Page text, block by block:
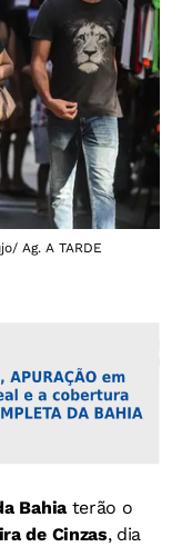
Ag. A TARDE
Bahiaterão o
de Cinzas, dia